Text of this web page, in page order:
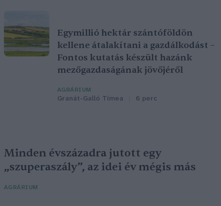
Egymillió hektár szántóföldön
kellene átalakítani a gazdálkodást –
Fontos kutatás készült hazánk
mezőgazdaságának jövőjéről
AGRÁRIUM
Granát-Galló Tímea 6 perc
Minden évszázadra jutott egy
„szuperaszály”, az idei év mégis más
AGRÁRIUM